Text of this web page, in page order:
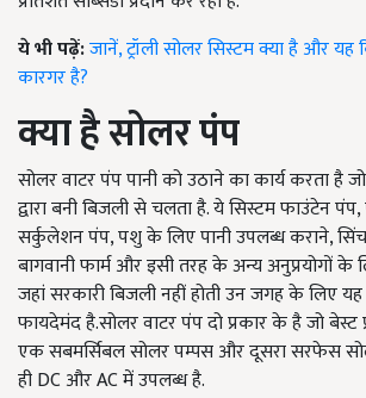
ये भी पढ़ें:जानें, ट्रॉली सोलर सिस्टम क्या है और
कारगर है?
क्या है सोलर पंप
सोलर वाटर पंप पानी को उठाने का कार्य करता है
द्वारा बनी बिजली से चलता है. ये सिस्टम फाउंटेन
सर्कुलेशन पंप, पशु के लिए पानी उपलब्ध कराने,
बागवानी फार्म और इसी तरह के अन्य अनुप्रयोगों के
जहां सरकारी बिजली नहीं होती उन जगह के लिए यह
फायदेमंद है.सोलर वाटर पंप दो प्रकार के है जो बेस्ट
एक सबमर्सिबल सोलर पम्पस और दूसरा सरफेस
ही DC और AC में उपलब्ध है.